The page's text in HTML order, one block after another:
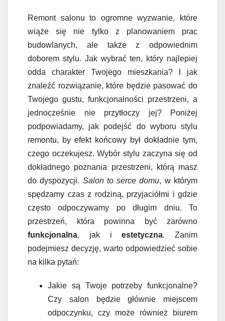
Remont salonu to ogromne wyzwanie, które
wiąże się nie tylko z planowaniem prac
budowlanych, ale także z odpowiednim
doborem stylu. Jak wybrać ten, który najlepiej
odda charakter Twojego mieszkania? I jak
znaleźć rozwiązanie, które będzie pasować do
Twojego gustu, funkcjonalności przestrzeni, a
jednocześnie nie przytłoczy jej? Poniżej
podpowiadamy, jak podejść do wyboru stylu
remontu, by efekt końcowy był dokładnie tym,
czego oczekujesz. Wybór stylu zaczyna się od
dokładnego poznania przestrzeni, którą masz
do dyspozycji. Salon to serce domu, w którym
spędzamy czas z rodziną, przyjaciółmi i gdzie
często odpoczywamy po długim dniu. To
przestrzeń, która powinna być zarówno
funkcjonalna, jak iestetyczna. Zanim
podejmiesz decyzję, warto odpowiedzieć sobie
na kilka pytań:
Jakie są Twoje potrzeby funkcjonalne?
Czy salon będzie głównie miejscem
odpoczynku, czy może również biurem